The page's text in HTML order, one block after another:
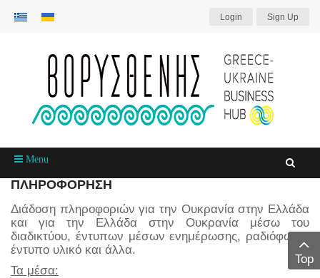
Login Sign Up
Menu
ΠΛΗΡΟΦΟΡΗΣΗ
Διάδοση πληροφοριών για την Ουκρανία στην Ελλάδα
και για την Ελλάδα στην Ουκρανία μέσω του
διαδικτύου, έντυπων μέσων ενημέρωσης, ραδιόφωνο,
έντυπο υλικό και άλλα.
Τα μέσα:
Top